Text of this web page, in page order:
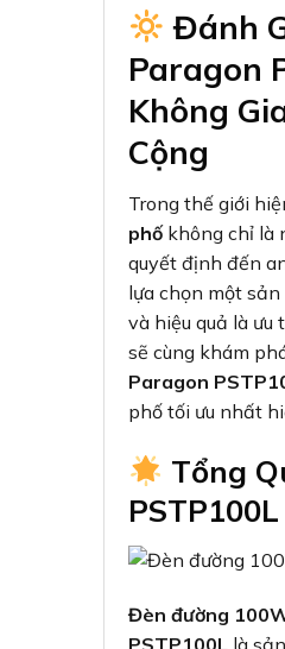
Đánh
Paragon
Không
Cộng
Trong thế giới
phốkhông chỉ là
quyết định đến
lựa chọn một
và hiệu quả là ưu
sẽ cùng khám
Paragon
phố tối ưu nhất
Tổng
PSTP100L
Đèn đường
PSTP100L là